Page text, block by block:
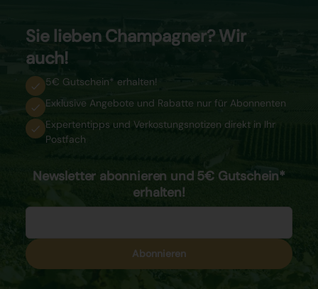
Sie lieben Champagner? Wir
auch!
5€ Gutschein* erhalten!
Exklusive Angebote und Rabatte nur für Abonnenten
Expertentipps und Verkostungsnotizen direkt in Ihr
Postfach
Newsletter abonnieren und 5€ Gutschein*
erhalten!
Abonnieren